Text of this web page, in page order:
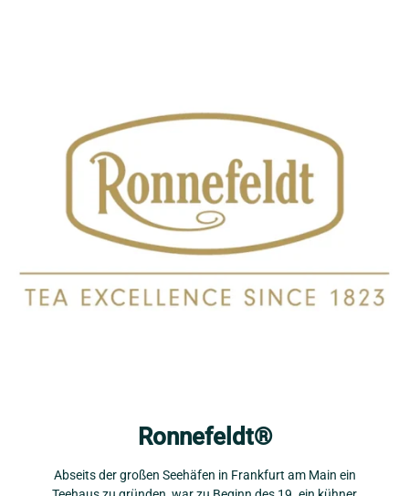
Ronnefeldt®
Abseits der großen Seehäfen in Frankfurt am Main ein